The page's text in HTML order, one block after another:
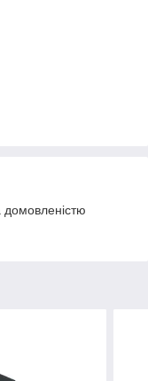
домовленістю